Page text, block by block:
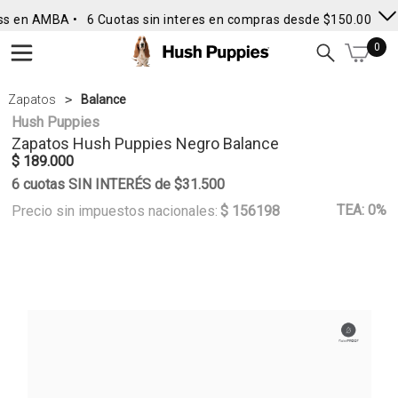
en AMBA • 6 Cuotas sin interes en compras desde $150.000 •
0
Zapatos Balance
Hush Puppies
Zapatos Hush Puppies Negro Balance
$ 189.000
6 cuotas SIN INTERÉS de $31.500
Precio sin impuestos nacionales: $ 156198 TEA: 0%